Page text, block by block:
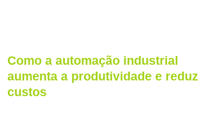
Como a automação industrial
aumenta a produtividade e reduz
custos